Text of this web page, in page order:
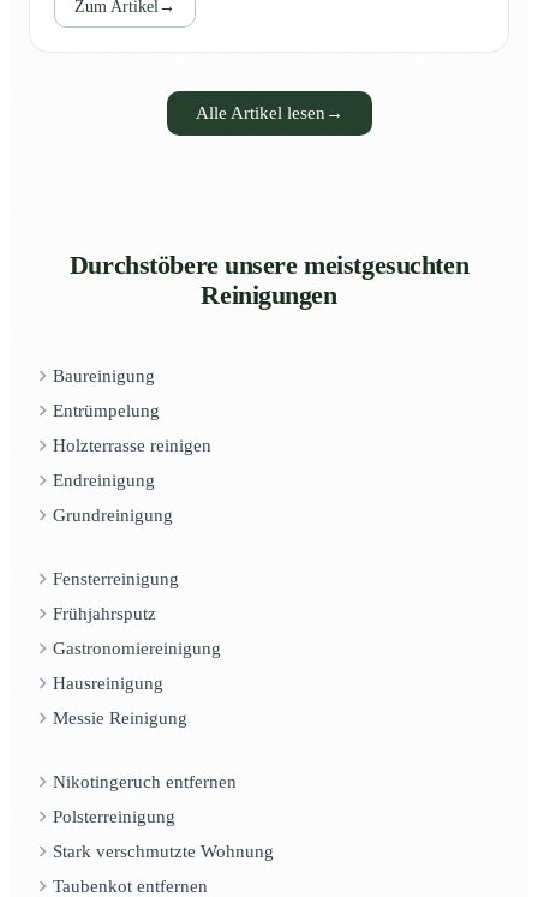
Zum Artikel →
Alle Artikel lesen →
Durchstöbere unsere meistgesuchten
Reinigungen
Baureinigung
Entrümpelung
Holzterrasse reinigen
Endreinigung
Grundreinigung
Fensterreinigung
Frühjahrsputz
Gastronomiereinigung
Hausreinigung
Messie Reinigung
Nikotingeruch entfernen
Polsterreinigung
Stark verschmutzte Wohnung
Taubenkot entfernen